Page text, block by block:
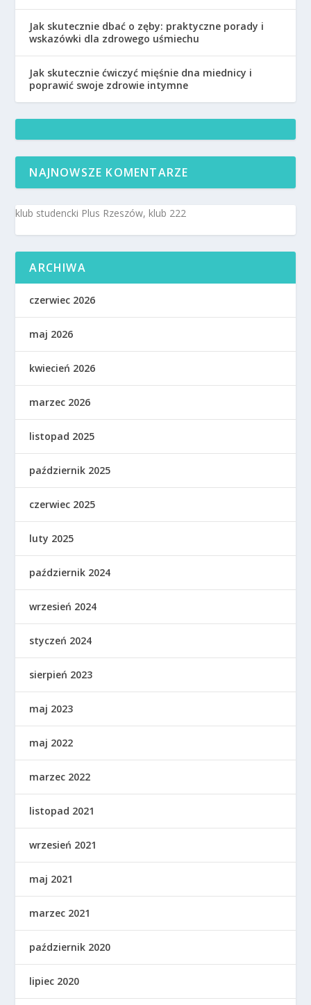
Jak skutecznie dbać o zęby: praktyczne porady i
wskazówki dla zdrowego uśmiechu
Jak skutecznie ćwiczyć mięśnie dna miednicy i
poprawić swoje zdrowie intymne
NAJNOWSZE KOMENTARZE
klub studencki Plus Rzeszów, klub 222
ARCHIWA
czerwiec 2026
maj 2026
kwiecień 2026
marzec 2026
listopad 2025
październik 2025
czerwiec 2025
luty 2025
październik 2024
wrzesień 2024
styczeń 2024
sierpień 2023
maj 2023
maj 2022
marzec 2022
listopad 2021
wrzesień 2021
maj 2021
marzec 2021
październik 2020
lipiec 2020